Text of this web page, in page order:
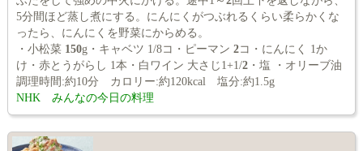
5分間ほど蒸し煮にする。にんにくがつぶれるくらい柔らかくな
ったら、にんにくを野菜にからめる。
・小松菜 150g・キャベツ 1/8コ・ピーマン 2コ・にんにく 1か
け・赤とうがらし 1本・白ワイン 大さじ1+1/2・塩 ・オリーブ油
調理時間:約10分 カロリー:約120kcal 塩分:約1.5g
NHK みんなの今日の料理